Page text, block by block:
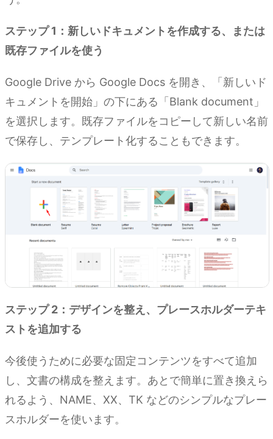
ステップ 1：新しいドキュメントを作成する、または
既存ファイルを使う
Google Drive から Google Docs を開き、「新しいド
キュメントを開始」の下にある「Blank document」
を選択します。既存ファイルをコピーして新しい名前
で保存し、テンプレート化することもできます。
ステップ 2：デザインを整え、プレースホルダーテキ
ストを追加する
今後使うために必要な固定コンテンツをすべて追加
し、文書の構成を整えます。あとで簡単に置き換えら
れるよう、NAME、XX、TK などのシンプルなプレー
スホルダーを使います。